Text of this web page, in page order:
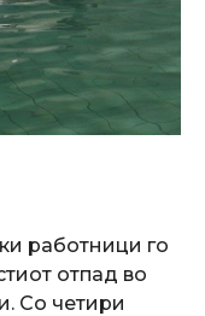
работници го
отпад во
Со четири